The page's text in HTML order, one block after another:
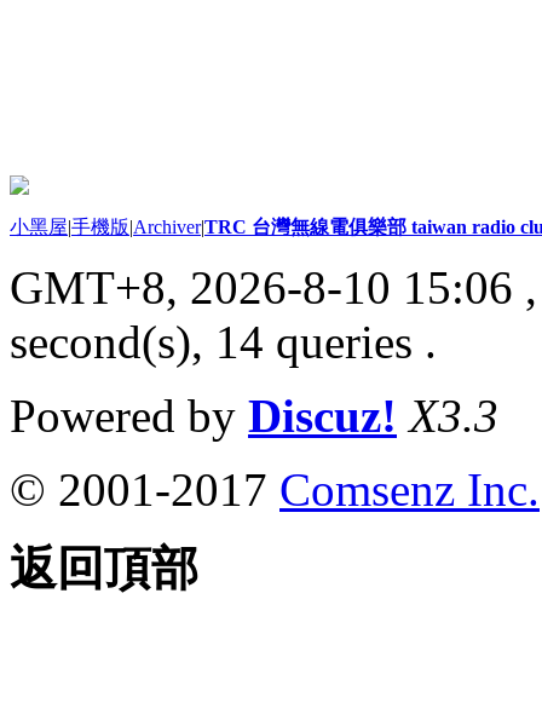
小黑屋|手機版|Archiver|TRC 台灣無線電俱樂部 taiwan radio
GMT+8, 2026-8-10 15:06
second(s), 14 queries .
Powered by Discuz! X3.3
© 2001-2017 Comsenz Inc.
返回頂部